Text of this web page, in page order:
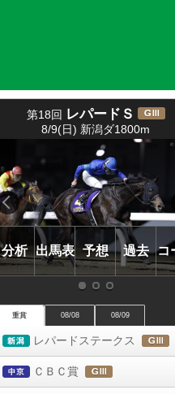
第18回 レパードＳ
(
ＧⅢ)
8/9(日) 新潟ダ1800m
分析 出馬表 予想 過去 コ
重賞 08/08 08/09
新潟
レパードステークス
中京
ＣＢＣ賞